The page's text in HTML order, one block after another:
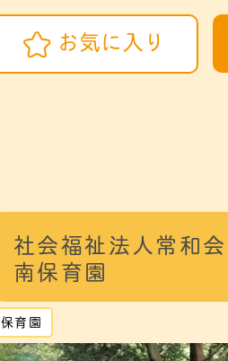
お気に入り
社会福祉法人常和
南保育園
保育園